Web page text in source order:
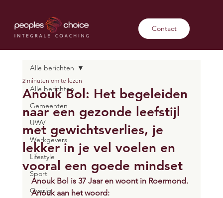
Contact
Alle berichten
Gemeenten
UWV
Werkgevers
Lifestyle
Sport
Overig
Alle berichten
Anouk Bol: Het begeleiden
naar een gezonde leefstijl
met gewichtsverlies, je
lekker in je vel voelen en
vooral een goede mindset
2 minuten om te lezen
Anouk Bol is 37 Jaar en woont in Roermond.
Anouk aan het woord: